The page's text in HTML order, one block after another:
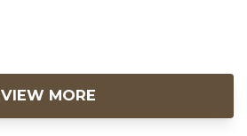
VIEW MORE